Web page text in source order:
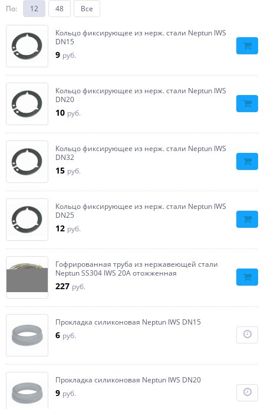
По: 12 48 Все
Кольцо фиксирующее из нерж. cтали Neptun IWS
DN15
9 руб.
Кольцо фиксирующее из нерж. cтали Neptun IWS
DN20
10 руб.
Кольцо фиксирующее из нерж. стали Neptun IWS
DN32
15 руб.
Кольцо фиксирующее из нерж. cтали Neptun IWS
DN25
12 руб.
Гофрированная труба из нержавеющей стали
Neptun SS304 IWS 20А отожженная
227 руб.
Прокладка силиконовая Neptun IWS DN15
6 руб.
Прокладка силиконовая Neptun IWS DN20
9 руб.